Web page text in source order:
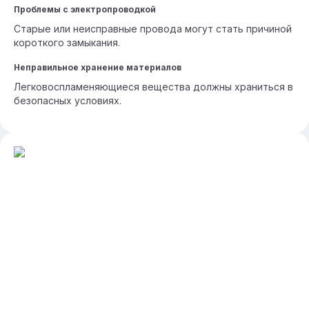
Проблемы с электропроводкой
Старые или неисправные провода могут стать причиной
короткого замыкания.
Неправильное хранение материалов
Легковоспламеняющиеся вещества должны храниться в
безопасных условиях.